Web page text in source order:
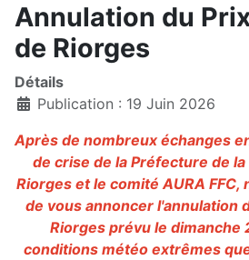
Annulation du
de Riorges
Détails
Publication : 19 Juin 2026
Après de nombreux échanges
de crise de la Préfecture de
Riorges et le comité AURA
de vous annoncer l'annulation
Riorges prévu le dimanche
conditions météo extrêmes